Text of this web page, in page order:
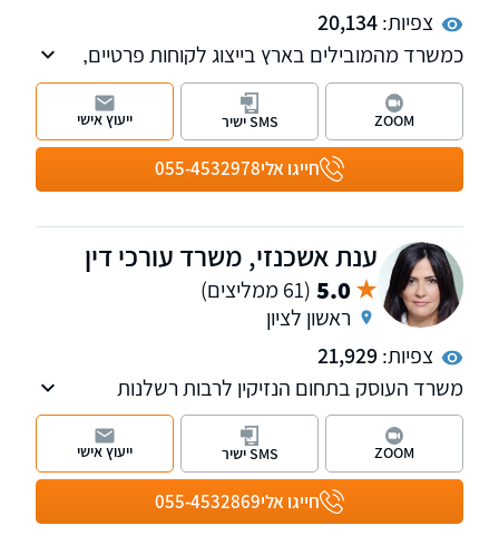
צפיות:20,134
כמשרד מהמובילים בארץ בייצוג לקוחות פרטיים,
אנחנו מטפלים בתחומי נזקי הגוף, ביטוח לאומי,
פטור ממס, רשלנות רפואית, נכי צה"ל ותאונות
דרכים.
לרשותכם 11 סניפים של המשרד ברחבי הארץ:
בחיפה, ראש פינה, טבריה, עפולה, פתח תקווה, תל
למי שמעוניין, אנחנו מאפשרים פתיחת תיקים גם
בטלפון.
חייגו אלי055-4532978
ZOOM SMS ישיר ייעוץ אישי
ענת אשכנזי, משרד עורכי דין
5.0 (61 ממליצים)
ראשון לציון
צפיות:21,929
משרד העוסק בתחום הנזיקין לרבות רשלנות
רפואית, תאונות דרכים, נזקי גוף, תביעות כנגד
משרד הביטחון, תאונות עבודה, נזקי רכוש, ביטוח
וסיעוד ועוד. למשרד שלוחות בראשון לציון
חייגו אלי055-4532869
ZOOM SMS ישיר ייעוץ אישי